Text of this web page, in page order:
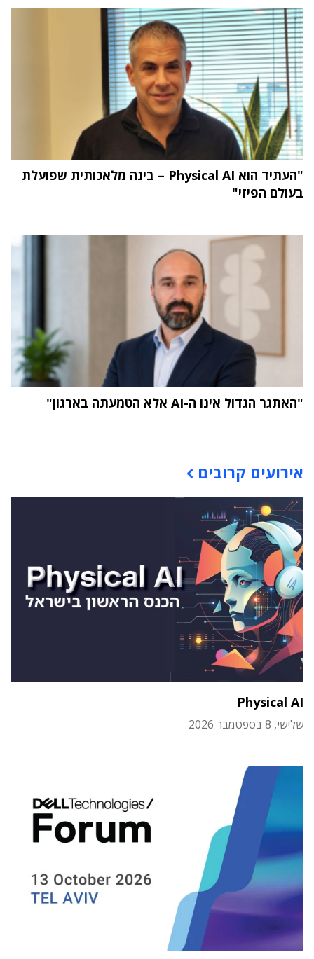
"העתיד הוא Physical AI – בינה מלאכותית שפועלת
בעולם הפיזי"
"האתגר הגדול אינו ה-AI אלא הטמעתה בארגון"
אירועים קרובים
Physical AI
שלישי, 8 בספטמבר 2026